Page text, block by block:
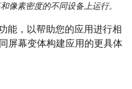
像素密度的不同设备上运行。
能，以帮助您的应用进行相
屏幕变体构建应用的更具体